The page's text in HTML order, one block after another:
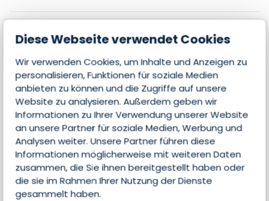
Diese Webseite verwendet Cookies
Wir verwenden Cookies, um Inhalte und Anzeigen zu
personalisieren, Funktionen für soziale Medien
anbieten zu können und die Zugriffe auf unsere
Website zu analysieren. Außerdem geben wir
Informationen zu Ihrer Verwendung unserer Website
an unsere Partner für soziale Medien, Werbung und
Analysen weiter. Unsere Partner führen diese
Informationen möglicherweise mit weiteren Daten
zusammen, die Sie ihnen bereitgestellt haben oder
die sie im Rahmen Ihrer Nutzung der Dienste
gesammelt haben.
Features
Artikelstammdaten
Kunden- & Auftragsverwaltung
Einkauf
Warenwirtschaft
Projektmanagement